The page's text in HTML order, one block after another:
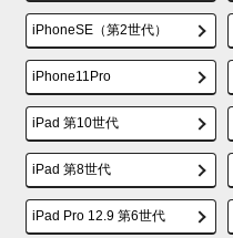
iPhoneSE（第2世代）
iPhone11Pro
iPad 第10世代
iPad 第8世代
iPad Pro 12.9 第6世代